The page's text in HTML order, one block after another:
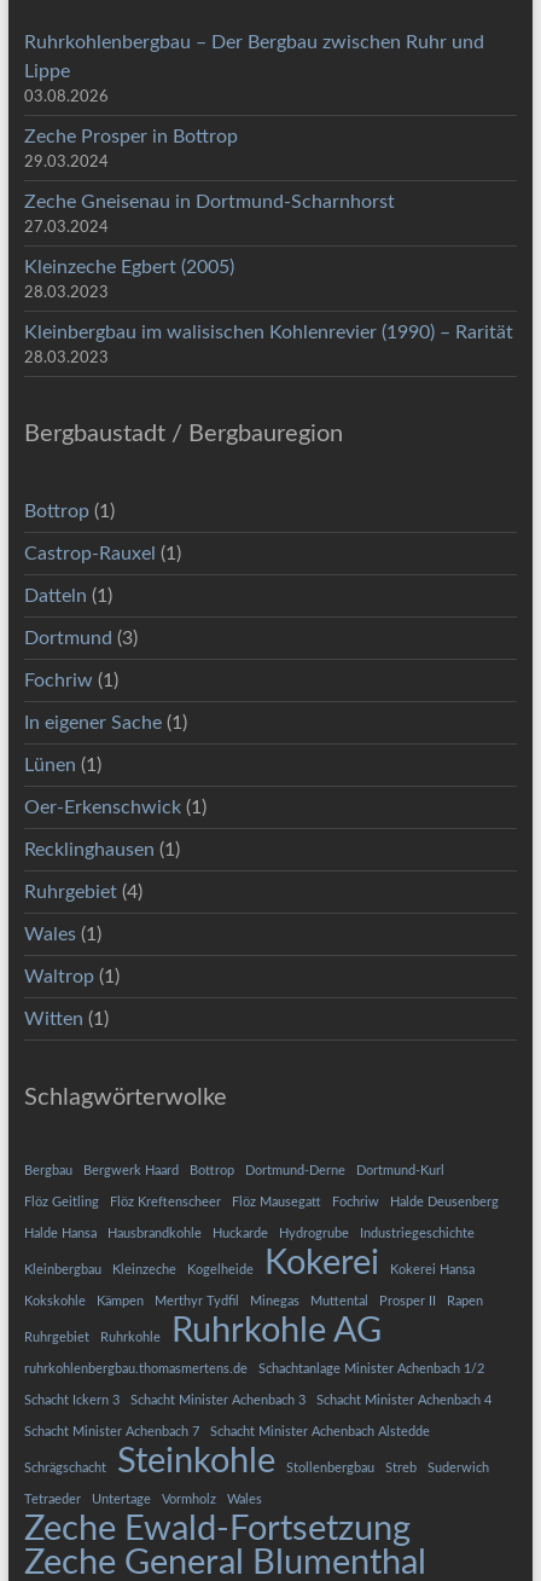
Ruhrkohlenbergbau – Der Bergbau zwischen Ruhr und
Lippe
03.08.2026
Zeche Prosper in Bottrop
29.03.2024
Zeche Gneisenau in Dortmund-Scharnhorst
27.03.2024
Kleinzeche Egbert (2005)
28.03.2023
Kleinbergbau im walisischen Kohlenrevier (1990) – Rarität
28.03.2023
Bergbaustadt / Bergbauregion
Bottrop(1)
Castrop-Rauxel (1)
Datteln (1)
Dortmund (3)
Fochriw (1)
In eigener Sache(1)
Lünen (1)
Oer-Erkenschwick(1)
Recklinghausen (1)
Ruhrgebiet(4)
Wales(1)
Waltrop(1)
Witten (1)
Schlagwörterwolke
Bergbau Bergwerk Haard Bottrop Dortmund-Derne Dortmund-Kurl
Flöz Geitling Flöz Kreftenscheer Flöz Mausegatt Fochriw Halde Deusenberg
Halde Hansa Hausbrandkohle Huckarde Hydrogrube Industriegeschichte
Kleinbergbau Kleinzeche Kogelheide Kokerei Kokerei Hansa
Kokskohle Kämpen Merthyr Tydfil Minegas Muttental Prosper II Rapen
Ruhrgebiet Ruhrkohle Ruhrkohle AG
ruhrkohlenbergbau.thomasmertens.de Schachtanlage Minister Achenbach 1/2
Schacht Ickern 3 Schacht Minister Achenbach 3 Schacht Minister Achenbach 4
Schacht Minister Achenbach 7 Schacht Minister Achenbach Alstedde
Schrägschacht Steinkohle Stollenbergbau Streb Suderwich
Tetraeder Untertage Vormholz Wales
Zeche Ewald-Fortsetzung
Zeche General Blumenthal